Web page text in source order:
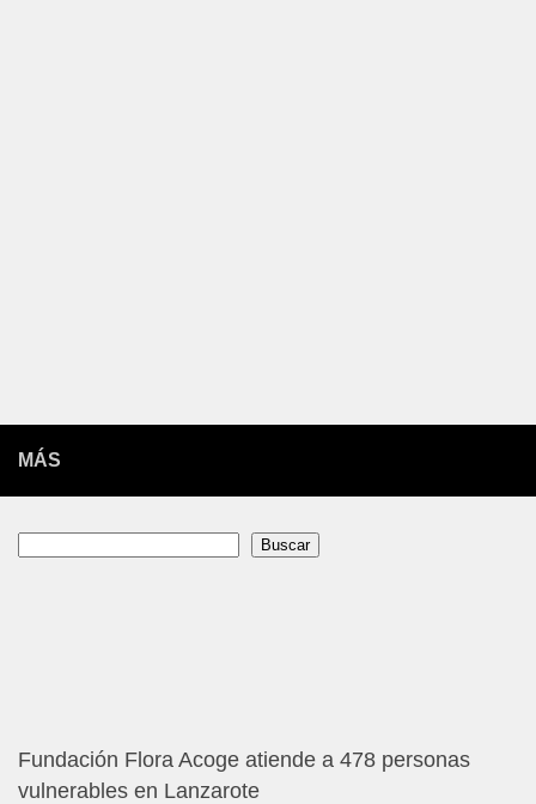
MÁS
Buscar
Fundación Flora Acoge atiende a 478 personas
vulnerables en Lanzarote